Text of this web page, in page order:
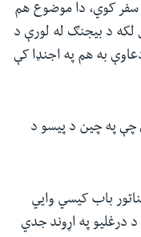
سفر کوي، دا موضوع هم
لکه د بیجنګ له لورې د
به هم په اجنډا کې
چې په چین د پیسو د
باب کیسي وایي
په اړوند جدي